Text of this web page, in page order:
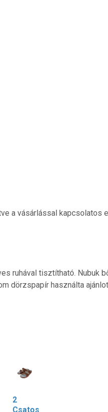
a vásárlással kapcsolatos
ruhával tisztítható. Nubuk
dörzspapír használta
2
Csatos